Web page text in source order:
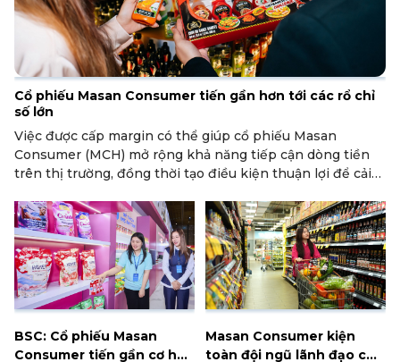
Cổ phiếu Masan Consumer tiến gần hơn tới các rổ chỉ
số lớn
Việc được cấp margin có thể giúp cổ phiếu Masan
Consumer (MCH) mở rộng khả năng tiếp cận dòng tiền
trên thị trường, đồng thời tạo điều kiện thuận lợi để cải
BSC: Cổ phiếu Masan
Consumer tiến gần cơ hội
Masan Consumer kiện
toàn đội ngũ lãnh đạo cho